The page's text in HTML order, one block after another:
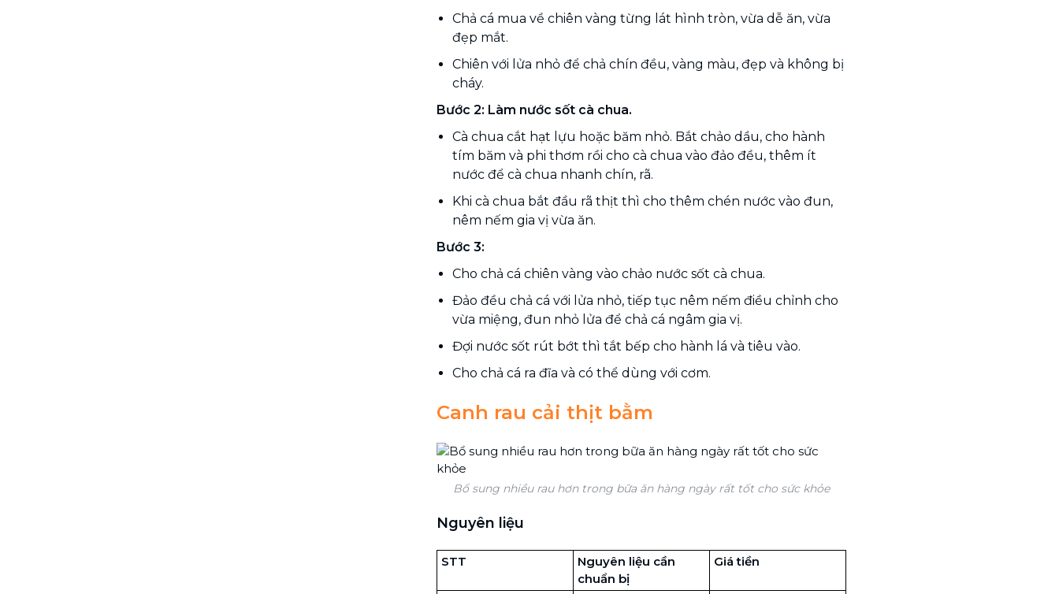
Chả cá mua về chiên vàng từng lát hình tròn, vừa dễ ăn, vừa
đẹp mắt.
Chiên với lửa nhỏ để chả chín đều, vàng màu, đẹp và không bị
cháy.
Bước 2: Làm nước sốt cà chua.
Cà chua cắt hạt lựu hoặc băm nhỏ. Bắt chảo dầu, cho hành
tím băm và phi thơm rồi cho cà chua vào đảo đều, thêm ít
nước để cà chua nhanh chín, rã.
Khi cà chua bắt đầu rã thịt thì cho thêm chén nước vào đun,
nêm nếm gia vị vừa ăn.
Bước 3:
Cho chả cá chiên vàng vào chảo nước sốt cà chua.
Đảo đều chả cá với lửa nhỏ, tiếp tục nêm nếm điều chỉnh cho
vừa miệng, đun nhỏ lửa để chả cá ngâm gia vị.
Đợi nước sốt rút bớt thì tắt bếp cho hành lá và tiêu vào.
Cho chả cá ra đĩa và có thể dùng với cơm.
Canh rau cải thịt bằm
Bổ sung nhiều rau hơn trong bữa ăn hàng ngày rất tốt cho sức khỏe
Nguyên liệu
STT
Nguyên liệu cần
chuẩn bị
Giá tiền